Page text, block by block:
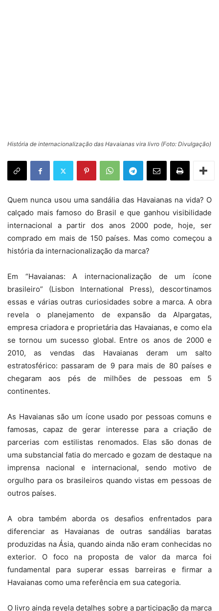
História de internacionalização das Havaianas vira livro (Foto: Divulgação)
Quem nunca usou uma sandália das Havaianas na vida? O
calçado mais famoso do Brasil e que ganhou visibilidade
internacional a partir dos anos 2000 pode, hoje, ser
comprado em mais de 150 países. Mas como começou a
história da internacionalização da marca?
Em “Havaianas: A internacionalização de um ícone
brasileiro” (Lisbon International Press), descortinamos
essas e várias outras curiosidades sobre a marca. A obra
revela o planejamento de expansão da Alpargatas,
empresa criadora e proprietária das Havaianas, e como ela
se tornou um sucesso global. Entre os anos de 2000 e
2010, as vendas das Havaianas deram um salto
estratosférico: passaram de 9 para mais de 80 países e
chegaram aos pés de milhões de pessoas em 5
continentes.
As Havaianas são um ícone usado por pessoas comuns e
famosas, capaz de gerar interesse para a criação de
parcerias com estilistas renomados. Elas são donas de
uma substancial fatia do mercado e gozam de destaque na
imprensa nacional e internacional, sendo motivo de
orgulho para os brasileiros quando vistas em pessoas de
outros países.
A obra também aborda os desafios enfrentados para
diferenciar as Havaianas de outras sandálias baratas
produzidas na Ásia, quando ainda não eram conhecidas no
exterior. O foco na proposta de valor da marca foi
fundamental para superar essas barreiras e firmar a
Havaianas como uma referência em sua categoria.
O livro ainda revela detalhes sobre a participação da marca